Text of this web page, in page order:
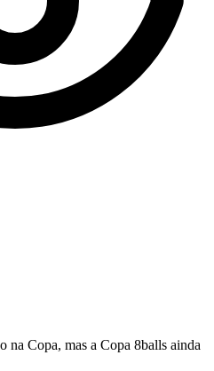
na Copa, mas a Copa 8balls ainda